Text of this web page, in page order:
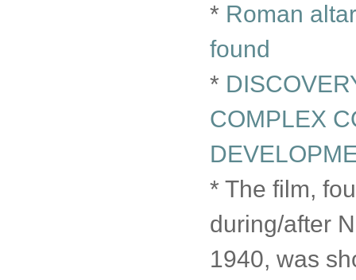
* Roman
found
*
COMPLEX
* The film,
during/after
1940, was